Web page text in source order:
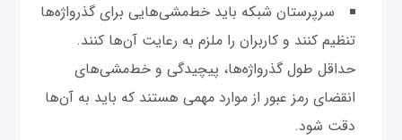
سرپرستان شبکه باید خط‌مشی‌هایی برای گذرواژه‌ها
تنظیم کنند و کاربران را ملزم به رعایت آن‌ها کنند.
حداقل طول گذرواژه‌ها، پیچیدگی و خط‌مشی‌های
انقضای رمز عبور از موارد مهمی هستند که باید به آن‌ها
دقت شود.